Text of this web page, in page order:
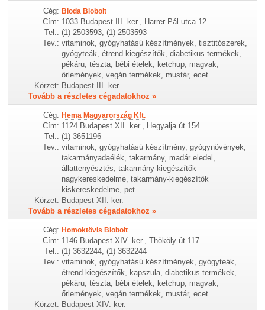
Cég: Bioda Biobolt
Cím: 1033 Budapest III. ker., Harrer Pál utca 12.
Tel.: (1) 2503593, (1) 2503593
Tev.: vitaminok, gyógyhatású készítmények, tisztitószerek,
gyógyteák, étrend kiegészítők, diabetikus termékek,
pékáru, tészta, bébi ételek, ketchup, magvak,
őrlemények, vegán termékek, mustár, ecet
Körzet: Budapest III. ker.
Tovább a részletes cégadatokhoz »
Cég: Hema Magyarország Kft.
Cím: 1124 Budapest XII. ker., Hegyalja út 154.
Tel.: (1) 3651196
Tev.: vitaminok, gyógyhatású készítmény, gyógynövények,
takarmányadaélék, takarmány, madár eledel,
állattenyésztés, takarmány-kiegészítők
nagykereskedelme, takarmány-kiegészítők
kiskereskedelme, pet
Körzet: Budapest XII. ker.
Tovább a részletes cégadatokhoz »
Cég: Homoktövis Biobolt
Cím: 1146 Budapest XIV. ker., Thököly út 117.
Tel.: (1) 3632244, (1) 3632244
Tev.: vitaminok, gyógyhatású készítmények, gyógyteák,
étrend kiegészítők, kapszula, diabetikus termékek,
pékáru, tészta, bébi ételek, ketchup, magvak,
őrlemények, vegán termékek, mustár, ecet
Körzet: Budapest XIV. ker.